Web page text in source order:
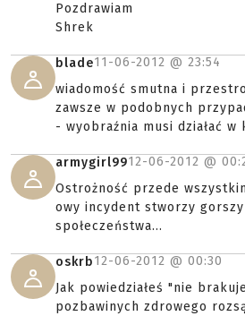
Pozdrawiam
Shrek
blade11-06-2012 @ 23:54
wiadomość smutna i
zawsze w podobnych
- wyobraźnia musi działać w
armygirl9912-06-2012 @
Ostrożność przede
owy incydent stworzy
społeczeństwa...
oskrb12-06-2012 @ 00:30
Jak powiedziałeś "nie
pozbawinych zdrowego